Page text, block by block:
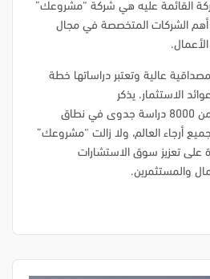
القائمة عليه هي شركة “مشروعك”
أهم الشركات المتخصصة في مجال
عالية وتعتبر دراساتها خطة
الاستثمار. يذكر
نفذت أكثر من 8000 دراسة جدوى في نطاق
دولة في جميع أرجاء العالم، ولا زالت “مشروعك”
تعزيز سوق الاستشارات
والمستثمرين.